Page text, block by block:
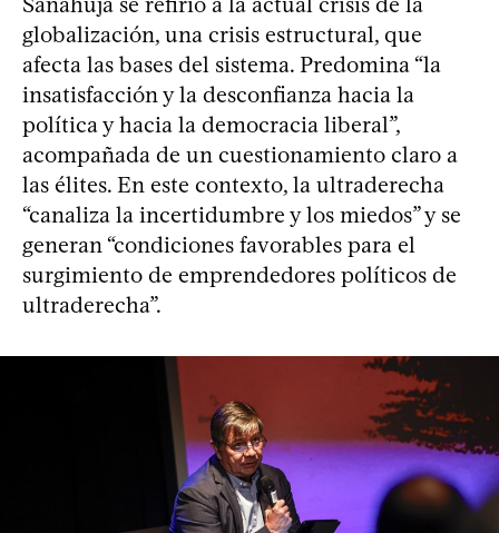
globalización, una crisis estructural, que
afecta las bases del sistema. Predomina “la
insatisfacción y la desconfianza hacia la
política y hacia la democracia liberal”,
acompañada de un cuestionamiento claro a
las élites. En este contexto, la ultraderecha
“canaliza la incertidumbre y los miedos” y se
generan “condiciones favorables para el
surgimiento de emprendedores políticos de
ultraderecha”.